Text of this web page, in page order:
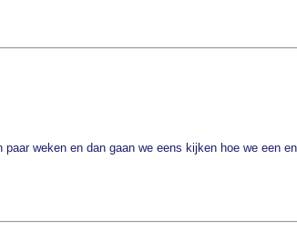
weken en dan gaan we eens kijken hoe we een